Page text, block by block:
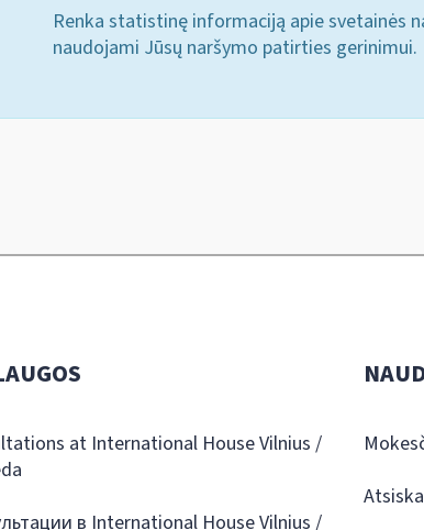
Renka statistinę informaciją apie svetainės
naudojami Jūsų naršymo patirties gerinimui.
at International House Vilnius /
в International House Vilnius /